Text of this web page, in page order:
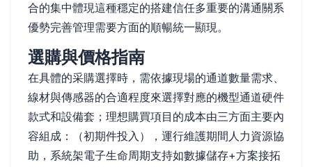
合的集中體現這種穩定的搭建信任多重要的溝通關系
優勢完善管理需要方面的順暢統一顯現。
選購與價格指南
在具體的采購選擇時，需依據現場的通道數量需求、
線材與傳感器的合適程度來選擇對應的機型通道硬件
款式和設備套；理想購買項目的成本由三方面主要內
容組成：（初期件投入），運行維護期間人力資源協
助，系統架電子生命周期支持如數據儲存+方案接拓